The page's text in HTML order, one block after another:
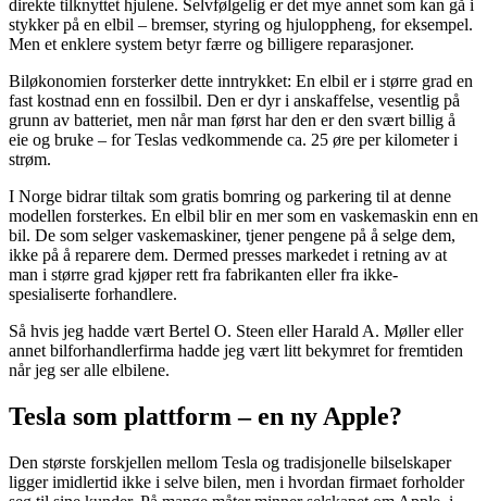
direkte tilknyttet hjulene. Selvfølgelig er det mye annet som kan gå i
stykker på en elbil – bremser, styring og hjuloppheng, for eksempel.
Men et enklere system betyr færre og billigere reparasjoner.
Biløkonomien forsterker dette inntrykket: En elbil er i større grad en
fast kostnad enn en fossilbil. Den er dyr i anskaffelse, vesentlig på
grunn av batteriet, men når man først har den er den svært billig å
eie og bruke – for Teslas vedkommende ca. 25 øre per kilometer i
strøm.
I Norge bidrar tiltak som gratis bomring og parkering til at denne
modellen forsterkes. En elbil blir en mer som en vaskemaskin enn en
bil. De som selger vaskemaskiner, tjener pengene på å selge dem,
ikke på å reparere dem. Dermed presses markedet i retning av at
man i større grad kjøper rett fra fabrikanten eller fra ikke-
spesialiserte forhandlere.
Så hvis jeg hadde vært Bertel O. Steen eller Harald A. Møller eller
annet bilforhandlerfirma hadde jeg vært litt bekymret for fremtiden
når jeg ser alle elbilene.
Tesla som plattform – en ny Apple?
Den største forskjellen mellom Tesla og tradisjonelle bilselskaper
ligger imidlertid ikke i selve bilen, men i hvordan firmaet forholder